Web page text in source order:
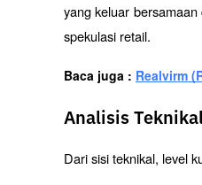
yang keluar
spekulasi retail.
Baca juga : Realvirm
Analisis
Dari sisi teknikal, level